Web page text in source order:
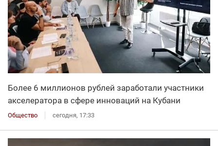
Более 6 миллионов рублей заработали участники
акселератора в сфере инноваций на Кубани
Общество сегодня, 17:33